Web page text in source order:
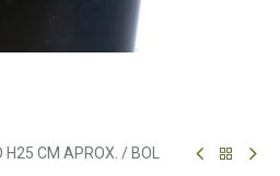
CM APROX. / BOL